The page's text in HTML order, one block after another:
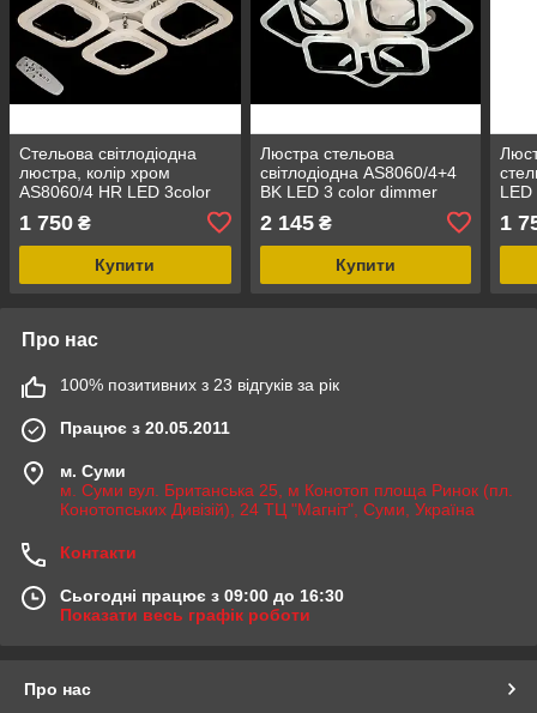
Стельова світлодіодна
люстра, колір хром
AS8060/4 HR LED 3color
1 750 ₴
Купити
Люстра стельова
світлодіодна AS8060/4+4
BK LED 3 color dimmer
2 145₴
Купити
1
Про нас
100% позитивних з 23 відгуків за рік
Працює з 20.05.2011
м. Суми
м. Суми вул. Британська 25, м Конотоп площа Ринок (пл.
Конотопських Дивізій), 24 ТЦ "Магніт", Суми, Україна
Контакти
Сьогодні працює з 09:00 до 16:30
Показати весь графік роботи
Про нас